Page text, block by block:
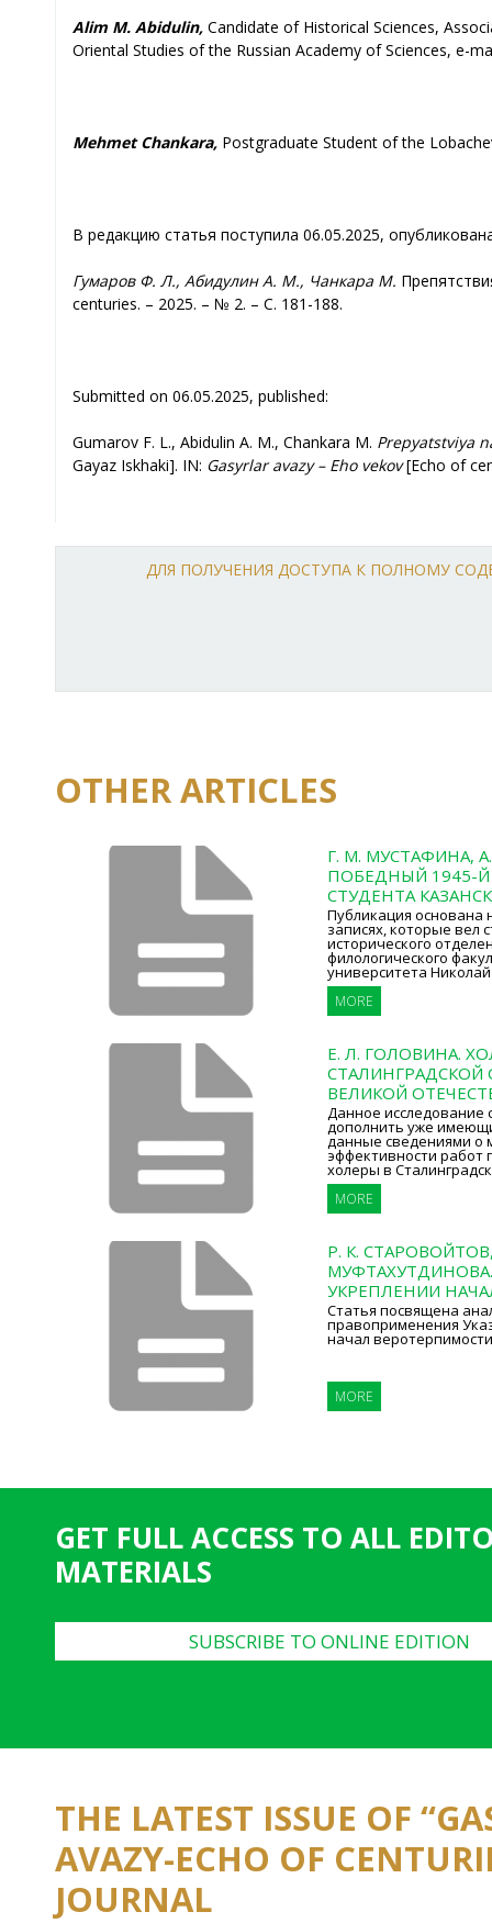
Alim M. Abidulin, Candidate of Historical Sciences,
Oriental Studies of the Russian Academy of Sciences, e-
Mehmet Chankara, Postgraduate Student of the
В редакцию статья поступила 06.05.2025,
Гумаров Ф. Л., Абидулин А. М., Чанкара М.
centuries. – 2025. – № 2. – C. 181-188.
Submitted on 06.05.2025, published:
Gumarov F. L., Abidulin A. M., Chankara M. Prepyatstviya
Gayaz Iskhaki]. IN: Gasyrlar avazy – Eho vekov[Echo of
ДЛЯ ПОЛУЧЕНИЯ ДОСТУПА К ПОЛНОМУ
OTHER ARTICLES
Г. М. МУСТАФИНА,
ПОБЕДНЫЙ 1945-
СТУДЕНТА
Публикация основана
записях, которые вел
исторического
филологического
университета
MORE
Е. Л. ГОЛОВИНА.
СТАЛИНГРАДСКОЙ
ВЕЛИКОЙ
Данное исследование
дополнить уже
данные сведениями о
эффективности работ
холеры в
MORE
Р. К.
УКРЕПЛЕНИИ
Статья посвящена
правоприменения
начал
MORE
GET FULL ACCESS TO ALL
MATERIALS
SUBSCRIBE TO ONLINE EDITION
THE LATEST ISSUE OF
AVAZY-ECHO OF
JOURNAL